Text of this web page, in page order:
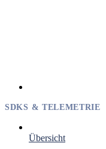
SDKS & TELEMETRIE
Übersicht